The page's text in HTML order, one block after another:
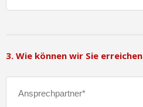
3. Wie können wir Sie erreichen